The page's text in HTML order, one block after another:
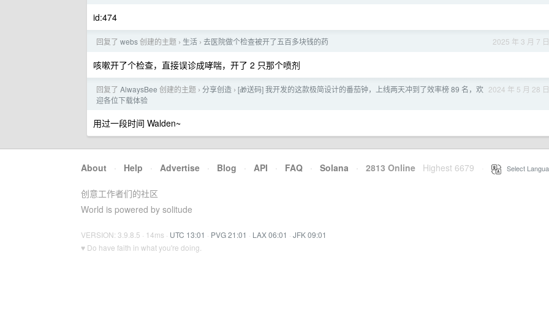
id:474
2025 年 3 月 7 日
回复了 webs创建的主题 › 生活 › 去医院做个检查被开了五百多块钱的药
咳嗽开了个检查，直接误诊成哮喘，开了 2 只那个喷剂
2024 年 5 月 28 日
回复了 AlwaysBee 创建的主题 › 分享创造 › [🎁送码] 我开发的这款极简设计的番茄钟，上线两天冲到了效率榜 89 名，欢
迎各位下载体验
用过一段时间 Walden~
About · Help · Advertise · Blog · API · FAQ · Solana · 2813 Online Highest 6679 Select
创意工作者们的社区
World is powered by solitude
VERSION: 3.9.8.5 · 14ms · UTC 13:01 · PVG 21:01 · LAX 06:01 · JFK 09:01
♥ Do have faith in what you're doing.